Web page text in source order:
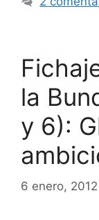
la
y 6):
6 enero, 2012